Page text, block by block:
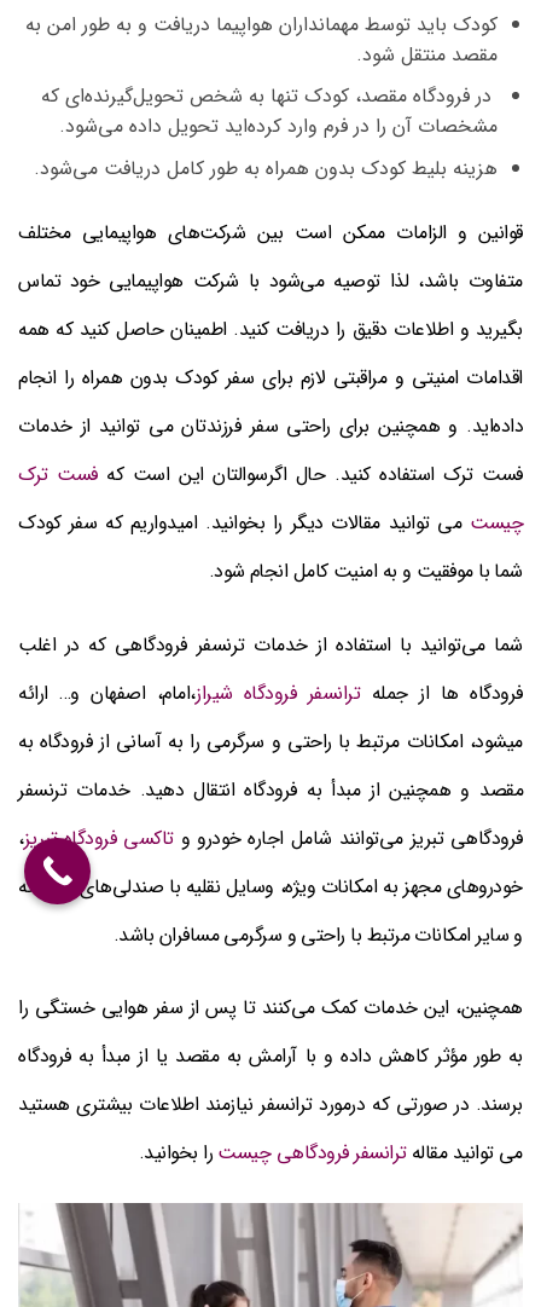
کودک باید توسط مهمانداران هواپیما دریافت و به طور امن به
مقصد منتقل شود.
در فرودگاه مقصد، کودک تنها به شخص تحویل‌گیرنده‌ای که
مشخصات آن را در فرم وارد کرده‌اید تحویل داده می‌شود.
هزینه بلیط کودک بدون همراه به طور کامل دریافت می‌شود.
قوانین و الزامات ممکن است بین شرکت‌های هواپیمایی مختلف
متفاوت باشد، لذا توصیه می‌شود با شرکت هواپیمایی خود تماس
بگیرید و اطلاعات دقیق را دریافت کنید. اطمینان حاصل کنید که همه
اقدامات امنیتی و مراقبتی لازم برای سفر کودک بدون همراه را انجام
داده‌اید. و همچنین برای راحتی سفر فرزندتان می توانید از خدمات
فست ترک استفاده کنید. حال اگرسوالتان این است کهفست ترک
چیست می توانید مقالات دیگر را بخوانید. امیدواریم که سفر کودک
شما با موفقیت و به امنیت کامل انجام شود.
شما می‌توانید با استفاده از خدمات ترنسفر فرودگاهی که در اغلب
فرودگاه ها از جملهترانسفر فرودگاه شیراز،امام، اصفهان و… ارائه
میشود، امکانات مرتبط با راحتی و سرگرمی را به آسانی از فرودگاه به
مقصد و همچنین از مبدأ به فرودگاه انتقال دهید. خدمات ترنسفر
فرودگاهی تبریز می‌توانند شامل اجاره خودرو وتاکسی فرودگاه تبریز،
خودروهای مجهز به امکانات ویژه، وسایل نقلیه با صندلی‌های بچه‌گانه
و سایر امکانات مرتبط با راحتی و سرگرمی مسافران باشد.
همچنین، این خدمات کمک می‌کنند تا پس از سفر هوایی خستگی را
به طور مؤثر کاهش داده و با آرامش به مقصد یا از مبدأ به فرودگاه
برسند. در صورتی که درمورد ترانسفر نیازمند اطلاعات بیشتری هستید
می توانید مقالهترانسفر فرودگاهی چیست را بخوانید.